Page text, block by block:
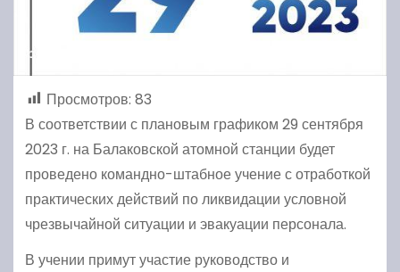
Просмотров: 83
В соответствии с плановым графиком 29 сентября
2023 г. на Балаковской атомной станции будет
проведено командно-штабное учение с отработкой
практических действий по ликвидации условной
чрезвычайной ситуации и эвакуации персонала.
В учении примут участие руководство и